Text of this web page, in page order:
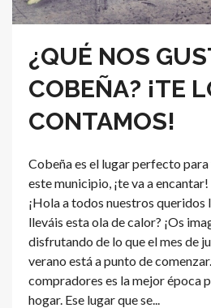
¿QUÉ NOS
COBEÑA? ¡TE
CONTAMOS!
Cobeña es el lugar perfecto
este municipio, ¡te va a
¡Hola a todos nuestros queridos
lleváis esta ola de calor? ¡Os
disfrutando de lo que el mes de
verano está a punto de
compradores es la mejor época
hogar. Ese lugar que se...